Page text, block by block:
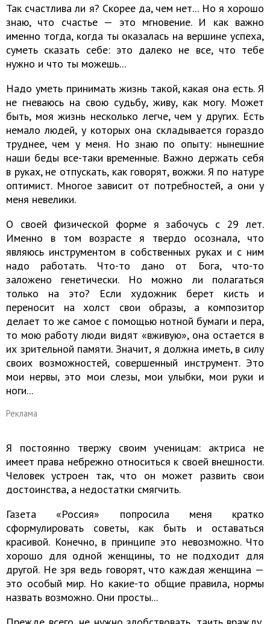
Так счастлива ли я? Скорее да, чем нет... Но я хорошо
знаю, что счастье — это мгновение. И как важно
именно тогда, когда ты оказалась на вершине успеха,
суметь сказать себе: это далеко не все, что тебе
нужно и что ты можешь...
Надо уметь принимать жизнь такой, какая она есть. Я
не гневаюсь на свою судьбу, живу, как могу. Может
быть, моя жизнь несколько легче, чем у других. Есть
немало людей, у которых она складывается гораздо
труднее, чем у меня. Но знаю по опыту: нынешние
наши беды все-таки временные. Важно держать себя
в руках, не отпускать, как говорят, вожжи. Я по натуре
оптимист. Многое зависит от потребностей, а они у
меня невелики.
О своей физической форме я забочусь с 29 лет.
Именно в том возрасте я твердо осознала, что
являюсь инструментом в собственных руках и с ним
надо работать. Что-то дано от Бога, что-то
заложено генетически. Но можно ли полагаться
только на это? Если художник берет кисть и
переносит на холст свои образы, а композитор
делает то же самое с помощью нотной бумаги и пера,
то мою работу люди видят «вживую», она остается в
их зрительной памяти. Значит, я должна иметь, в силу
своих возможностей, совершенный инструмент. Это
мои нервы, это мои слезы, мои улыбки, мои руки и
ноги...
Реклама
Я постоянно твержу своим ученицам: актриса не
имеет права небрежно относиться к своей внешности.
Человек устроен так, что он может развить свои
достоинства, а недостатки смягчить.
Газета «Россия» попросила меня кратко
сформулировать советы, как быть и оставаться
красивой. Конечно, в принципе это невозможно. Что
хорошо для одной женщины, то не подходит для
другой. Не зря ведь говорят, что каждая женщина —
это особый мир. Но какие-то общие правила, нормы
назвать возможно. Они просты...